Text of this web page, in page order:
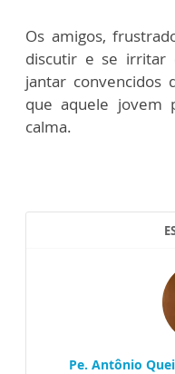
Os amigos,
discutir e se irritar
jantar convencidos
que aquele jovem
calma.
Pe. Antônio